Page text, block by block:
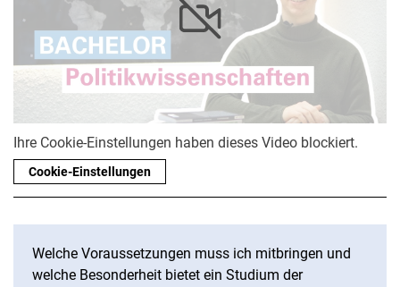
Ihre Cookie-Einstellungen haben dieses Video blockiert.
Cookie-Einstellungen
Welche Voraussetzungen muss ich mitbringen und
welche Besonderheit bietet ein Studium der